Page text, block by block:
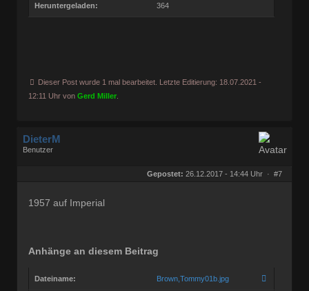
Heruntergeladen: 364
Dieser Post wurde 1 mal bearbeitet. Letzte Editierung: 18.07.2021 -
12:11 Uhr von Gerd Miller
DieterM
Benutzer
Gepostet: 26.12.2017 - 14:44 Uhr · #7
1957 auf Imperial
Anhänge an diesem Beitrag
Dateiname: Brown,Tommy01b.jpg